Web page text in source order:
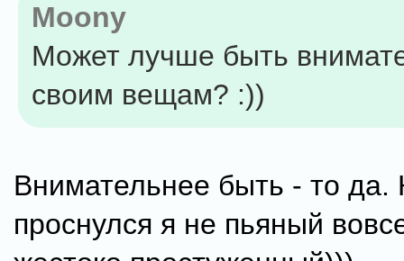
Moony
Может лучше быть
своим вещам? :))
Внимательнее быть - то да.
проснулся я не пьяный